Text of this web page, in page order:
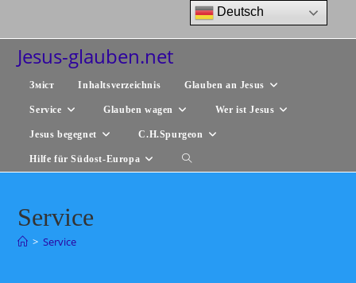
springenJesus-glauben.net
Зміст Inhaltsverzeichnis Glauben an Jesus
Service Glauben wagen Wer ist Jesus
Jesus begegnet C.H.Spurgeon
Hilfe für Südost-Europa Website-
Service
> Service
Deutsch